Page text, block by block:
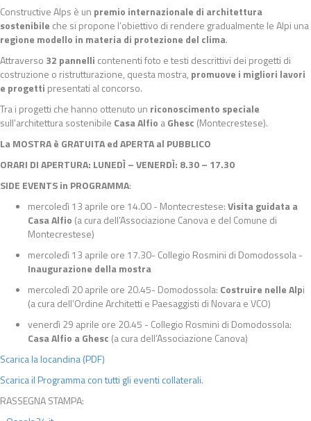
Constructive Alps è un premio internazionale di architettura
sostenibile che si propone l’obiettivo di rendere gradualmente le Alpi una
regione modello in materia di protezione del clima.
Attraverso 32 pannelli contenenti foto e testi descrittivi dei progetti di
costruzione o ristrutturazione, questa mostra, promuove i migliori lavori
e progetti presentati al concorso.
Tra i progetti che hanno ottenuto un riconoscimento speciale
sull’architettura sostenibile Casa Alfio aGhesc (Montecrestese).
La MOSTRAè GRATUITA ed APERTA al PUBBLICO
ORARI DI APERTURA: LUNEDÌ – VENERDÌ: 8.30 – 17.30
SIDE EVENTS in PROGRAMMA:
mercoledì 13 aprile ore 14.00 - Montecrestese:Visita guidata a
Casa Alfio (a cura dell’Associazione Canova e del Comune di
Montecrestese)
mercoledì 13 aprile ore 17.30- Collegio Rosmini di Domodossola -
Inaugurazione della mostra
mercoledì 20 aprile ore 20.45- Domodossola: Costruire nelle Alpi
(a cura dell’Ordine Architetti e Paesaggisti di Novara e VCO)
venerdì 29 aprile ore 20.45 - Collegio Rosmini di Domodossola:
Casa Alfio a Ghesc (a cura dell’Associazione Canova)
Scarica la locandina (PDF)
Scarica il Programma con tutti gli eventi collaterali.
RASSEGNA STAMPA: